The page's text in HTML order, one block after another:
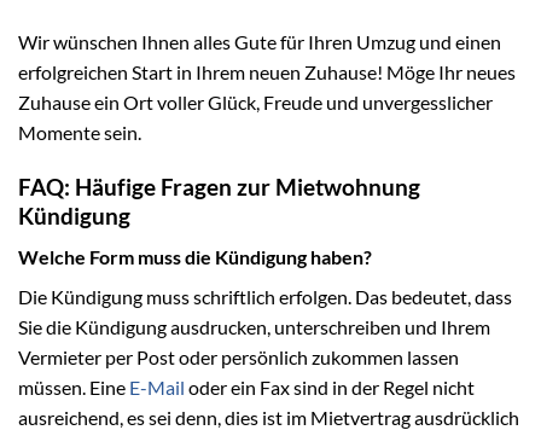
Wir wünschen Ihnen alles Gute für Ihren Umzug und einen
erfolgreichen Start in Ihrem neuen Zuhause! Möge Ihr neues
Zuhause ein Ort voller Glück, Freude und unvergesslicher
Momente sein.
FAQ: Häufige Fragen zur Mietwohnung
Kündigung
Welche Form muss die Kündigung haben?
Die Kündigung muss schriftlich erfolgen. Das bedeutet, dass
Sie die Kündigung ausdrucken, unterschreiben und Ihrem
Vermieter per Post oder persönlich zukommen lassen
müssen. Eine E-Mail oder ein Fax sind in der Regel nicht
ausreichend, es sei denn, dies ist im Mietvertrag ausdrücklich